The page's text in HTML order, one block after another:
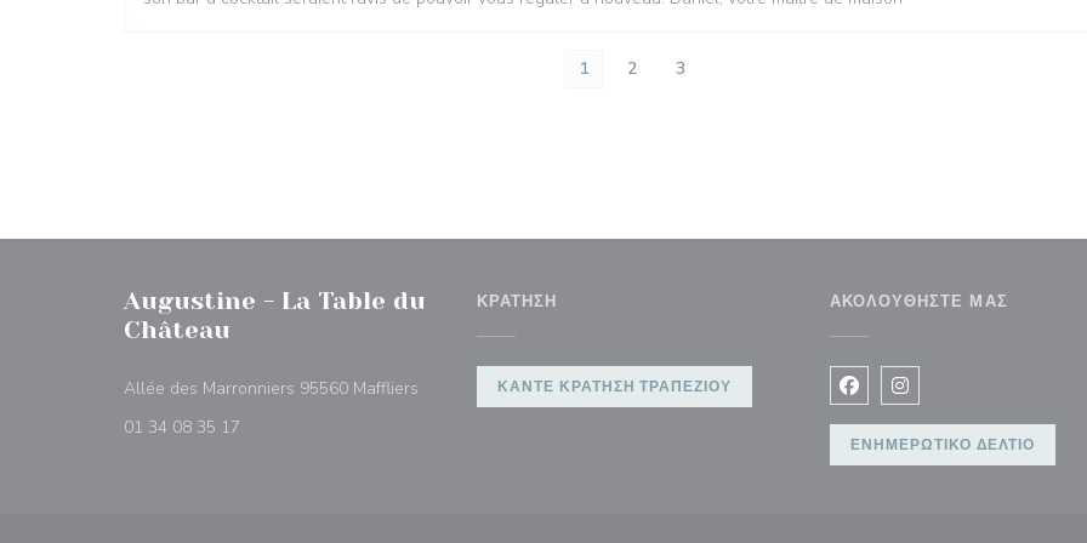
1 2 3
Augustine - La Table du
Château
Allée des Marronniers 95560 Maffliers ((ανοίγει σε νέο παράθυρο))
01 34 08 35 17
ΚΡΆΤΗΣΗ
ΚΆΝΤΕ ΚΡΆΤΗΣΗ ΤΡΑΠΕΖΙΟΎ
ΑΚΟΛΟΥΘΉΣΤΕ ΜΑΣ
Facebook ((ανοίγει σε νέο
Instagram ((ανοίγει
ΕΝΗΜΕΡΩΤΙΚΌ ΔΕΛΤΊΟ